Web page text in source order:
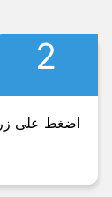
2
اضغط على